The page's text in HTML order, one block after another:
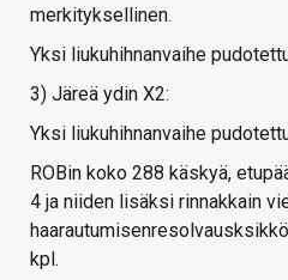
merkityksellinen.
Yksi liukuhihnanvaihe
3) Järeä ydin X2:
Yksi liukuhihnanvaihe
ROBin koko 288 käskyä,
4 ja niiden lisäksi rinnakkain
kpl.